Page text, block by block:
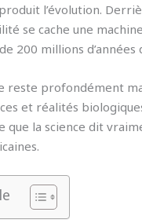
l’évolution.
se cache une
200 millions d’années
reste profondément
et réalités
que la science dit